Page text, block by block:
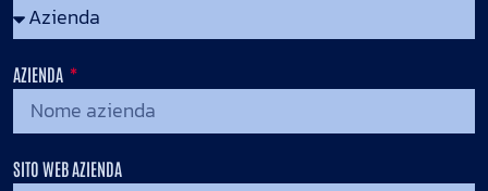
AZIENDA
SITO WEB AZIENDA